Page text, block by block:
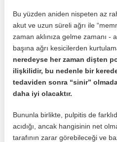
Bu yüzden aniden nispeten az
akut ve uzun süreli ağrı ile
zaman aklınıza gelme zamanı -
başına ağrı kesicilerden
neredeyse her zaman dişten
ilişkilidir, bu nedenle bir
tedaviden sonra “sinir”
daha iyi olacaktır.
Bununla birlikte, pulpitis de
acıdığı, ancak hangisinin net
tarafının zarar görebileceği ve